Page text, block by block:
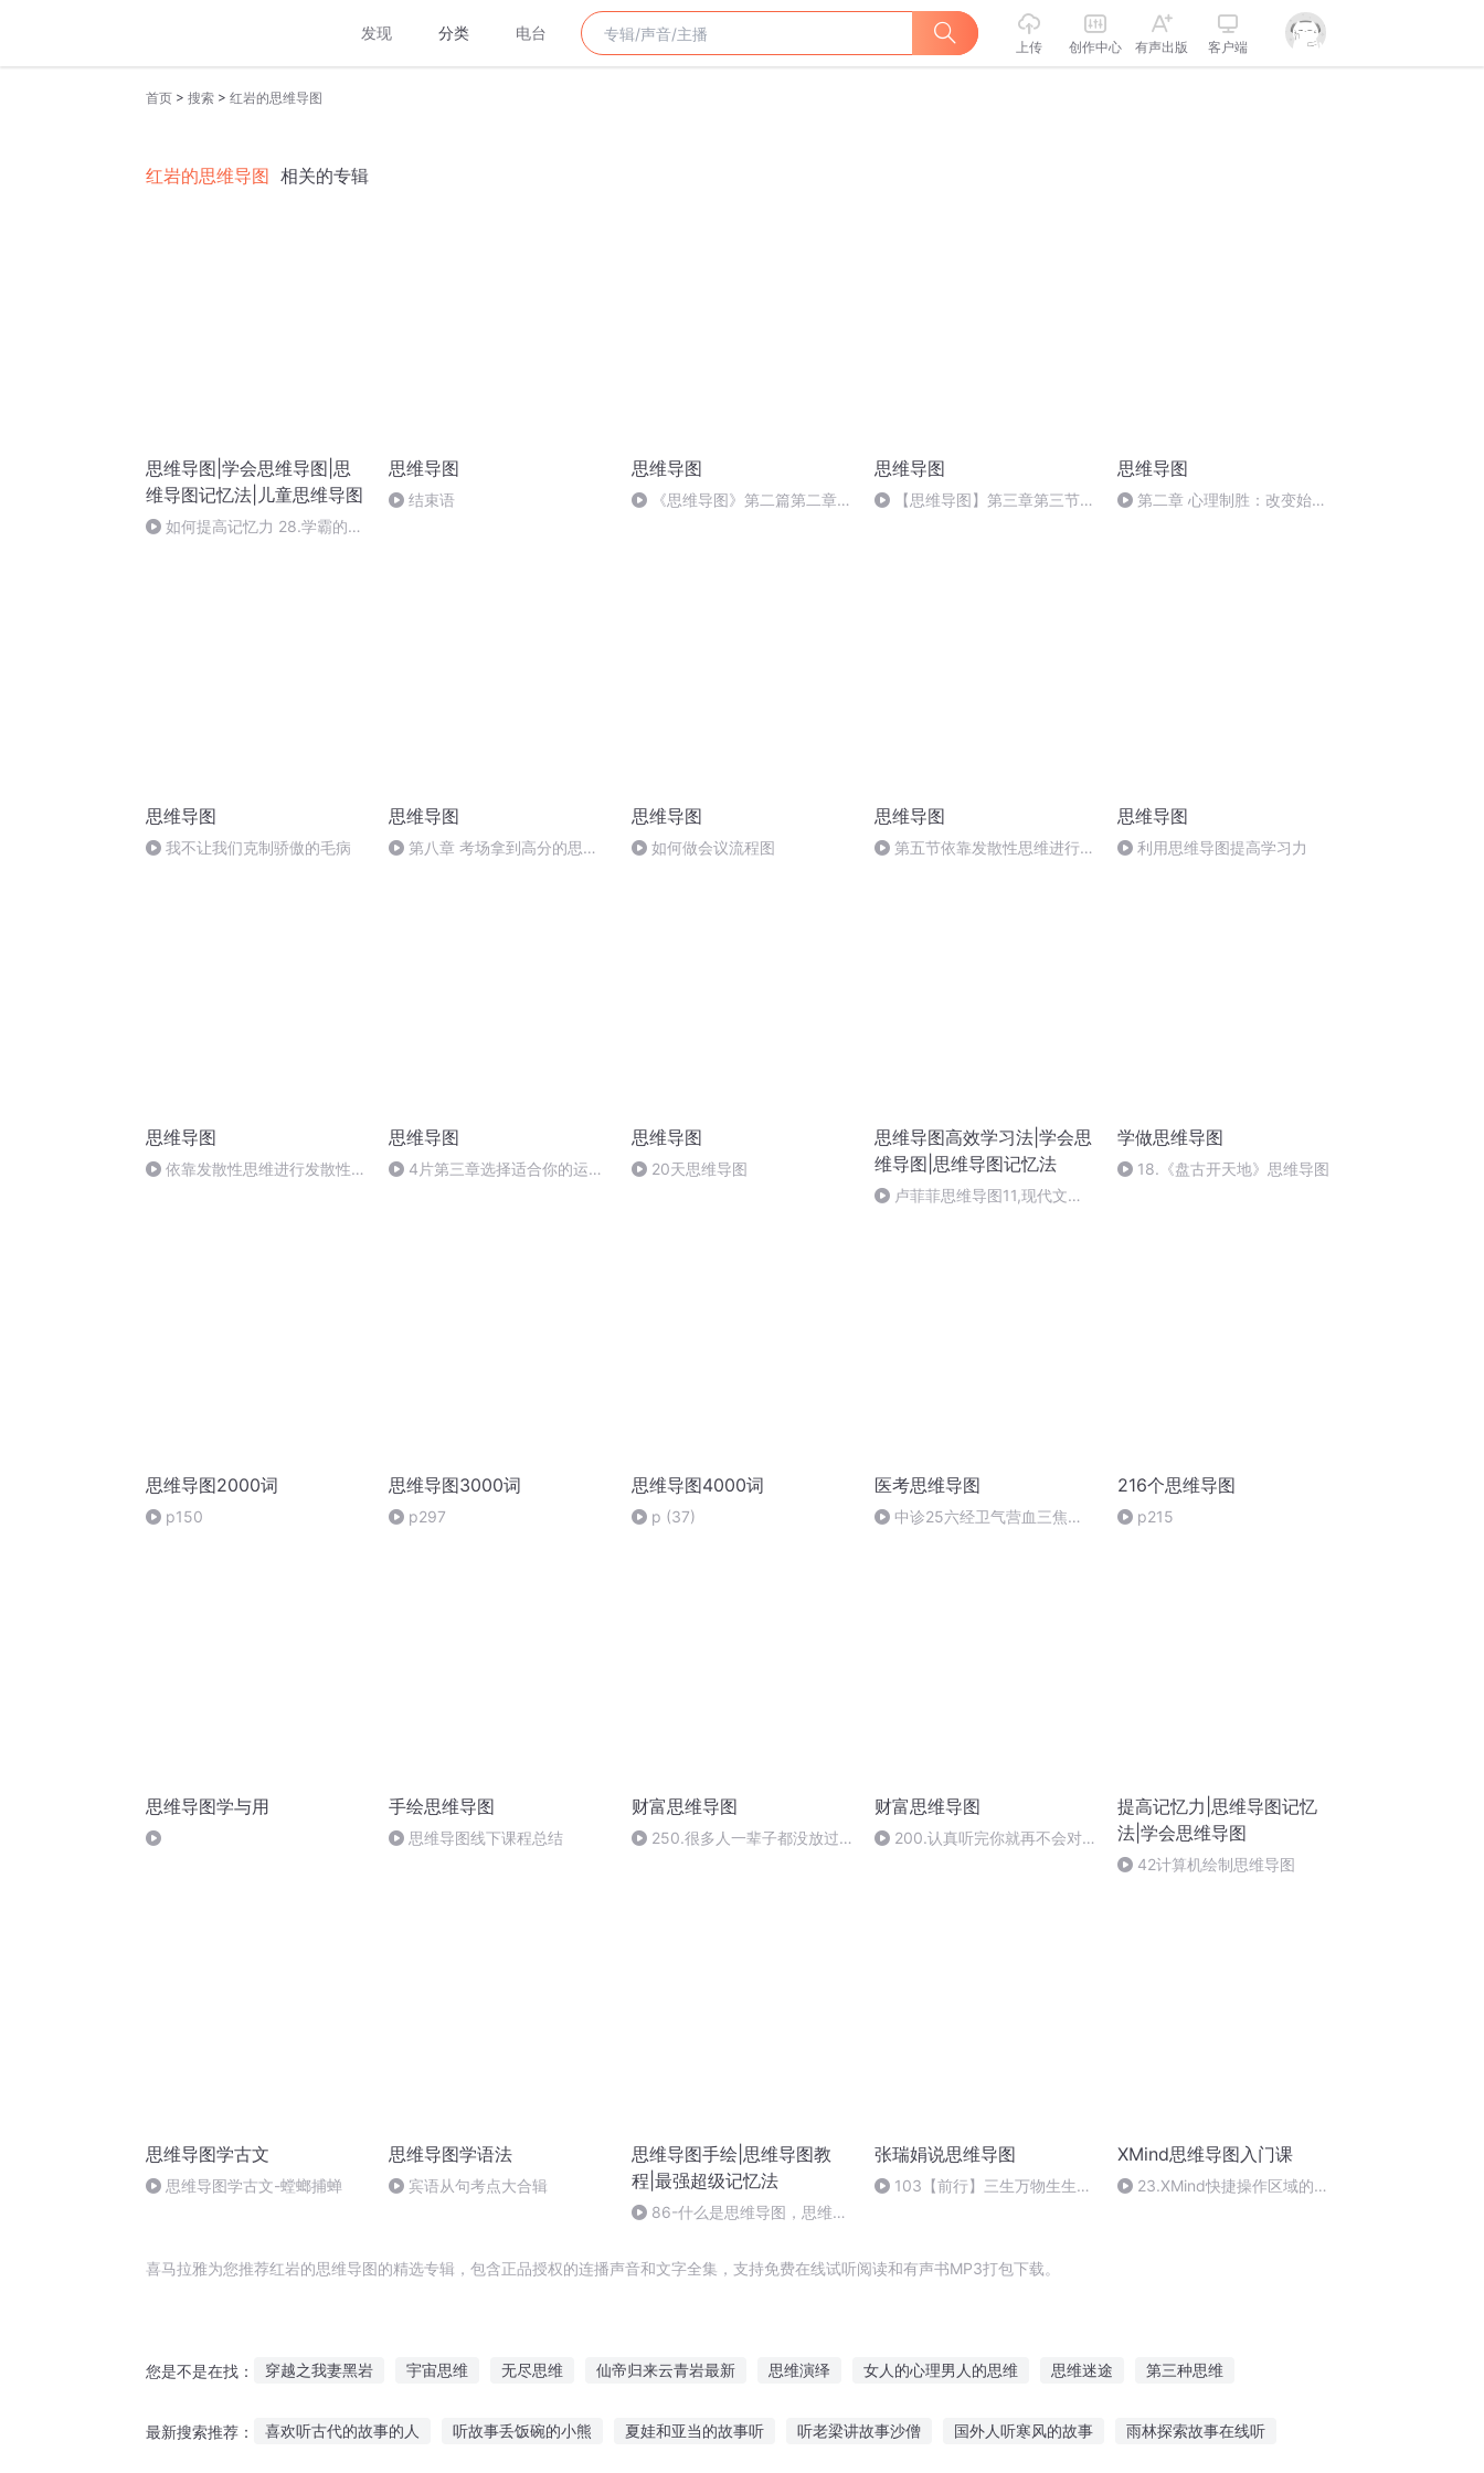
发现 分类 电台
上传 创作中心 有声出版 客户端
首页 > 搜索 > 红岩的思维导图
红岩的思维导图 相关的专辑
思维导图|学会思维导图|思
维导图记忆法|儿童思维导图
如何提高记忆力 28.学霸的学
思维导图
结束语
思维导图
《思维导图》第二篇第二章第
思维导图
【思维导图】第三章第三节记
思维导图
第二章 心理制胜：改变始于
思维导图
我不让我们克制骄傲的毛病
思维导图
第八章 考场拿到高分的思维
思维导图
如何做会议流程图
思维导图
第五节依靠发散性思维进行发
思维导图
利用思维导图提高学习力
思维导图
依靠发散性思维进行发散性的
思维导图
4片第三章选择适合你的运动
思维导图
20天思维导图
思维导图高效学习法|学会思
维导图|思维导图记忆法
卢菲菲思维导图11,现代文速
学做思维导图
18.《盘古开天地》思维导图
思维导图2000词
p150
思维导图3000词
p297
思维导图4000词
p (37)
医考思维导图
中诊25六经卫气营血三焦辩
216个思维导图
p215
思维导图学与用 手绘思维导图
思维导图线下课程总结
财富思维导图
250.很多人一辈子都没放过
财富思维导图
200.认真听完你就再不会对
提高记忆力|思维导图记忆
法|学会思维导图
42计算机绘制思维导图
思维导图学古文
思维导图学古文-螳螂捕蝉
思维导图学语法
宾语从句考点大合辑
思维导图手绘|思维导图教
程|最强超级记忆法
86-什么是思维导图，思维导
张瑞娟说思维导图
103【前行】三生万物生生不
XMind思维导图入门课
23.XMind快捷操作区域的详
喜马拉雅为您推荐红岩的思维导图的精选专辑，包含正品授权的连播声音和文字全集，支持免费在线试听阅读和有声书MP3打包下载。
您是不是在找： 穿越之我妻黑岩 宇宙思维 无尽思维 仙帝归来云青岩最新 思维演绎 女人的心理男人的思维 思维迷途 第三种思维
最新搜索推荐： 喜欢听古代的故事的人 听故事丢饭碗的小熊 夏娃和亚当的故事听 听老梁讲故事沙僧 国外人听寒风的故事 雨林探索故事在线听